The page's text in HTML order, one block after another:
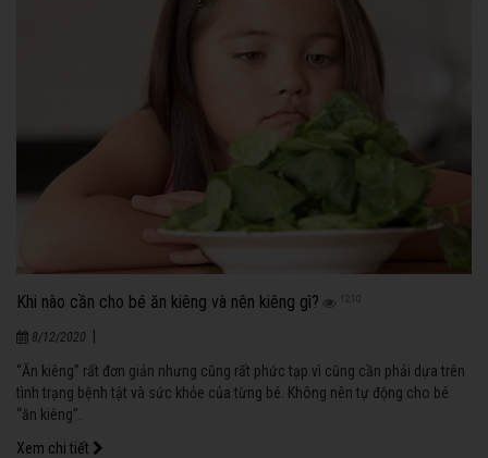
Khi nào cần cho bé ăn kiêng và nên kiêng gì?
8/12/2020
“Ăn kiêng” rất đơn giản nhưng cũng rất phức tạp vì cũng cần phải dựa trên
tình trạng bệnh tật và sức khỏe của từng bé. Không nên tự động cho bé
“ăn kiêng”.
Xem chi tiết